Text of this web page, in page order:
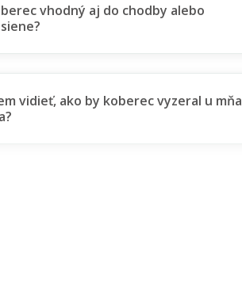
vhodný aj do chodby alebo
vidieť, ako by koberec vyzeral u mňa